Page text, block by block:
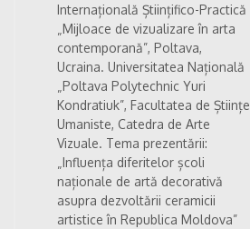
Internațională Științifico-Practică
„Mijloace de vizualizare în arta
contemporană”, Poltava,
Ucraina. Universitatea Națională
„Poltava Polytechnic Yuri
Kondratiuk”, Facultatea de Științe
Umaniste, Catedra de Arte
Vizuale. Tema prezentării:
„Influența diferitelor școli
naționale de artă decorativă
asupra dezvoltării ceramicii
artistice în Republica Moldova”